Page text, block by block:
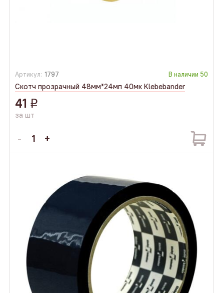
Артикул: 1797 В наличии 50
Скотч прозрачный 48мм*24мп 40мк Klebebander
41 q
за шт